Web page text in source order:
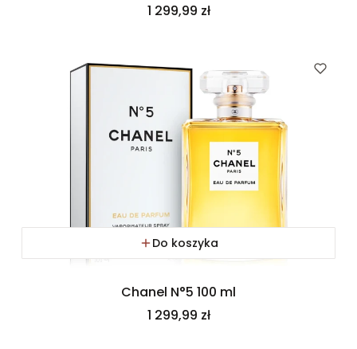
Cena
1 299,99 zł
Do koszyka
Chanel N°5 100 ml
Cena
1 299,99 zł